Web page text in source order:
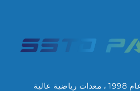
تصنع SSTD ، منذ عام 1998 ، معدات رياضية عالية